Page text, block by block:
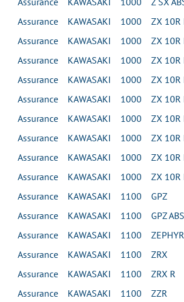
Assurance KAWASAKI 1000 ZX 10R
Assurance KAWASAKI 1000 ZX 10R
Assurance KAWASAKI 1000 ZX 10R
Assurance KAWASAKI 1000 ZX 10R
Assurance KAWASAKI 1000 ZX 10R
Assurance KAWASAKI 1000 ZX 10R
Assurance KAWASAKI 1000 ZX 10R
Assurance KAWASAKI 1000 ZX 10R
Assurance KAWASAKI 1000 ZX 10R
Assurance KAWASAKI 1100 GPZ
Assurance KAWASAKI 1100 GPZ ABS
Assurance KAWASAKI 1100 ZEPHYR
Assurance KAWASAKI 1100 ZRX
Assurance KAWASAKI 1100 ZRX R
Assurance KAWASAKI 1100 ZZR